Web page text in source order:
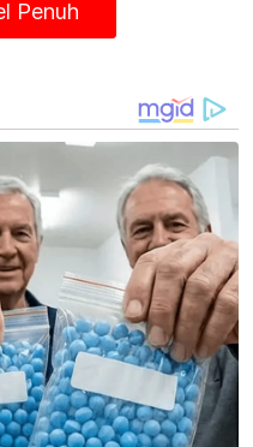
Harian.Klik di sini!
Penuh